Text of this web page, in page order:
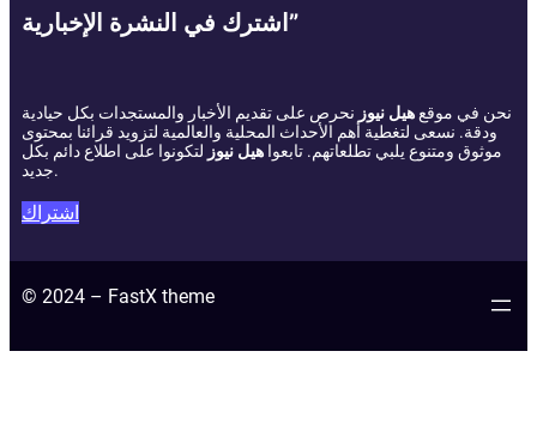
اشترك في النشرة الإخبارية”
نحن في موقع هيل نيوز نحرص على تقديم الأخبار والمستجدات بكل حيادية
ودقة. نسعى لتغطية أهم الأحداث المحلية والعالمية لتزويد قرائنا بمحتوى
موثوق ومتنوع يلبي تطلعاتهم. تابعوا هيل نيوز لتكونوا على اطلاع دائم بكل
جديد.
اشتراك
© 2024 – FastX theme